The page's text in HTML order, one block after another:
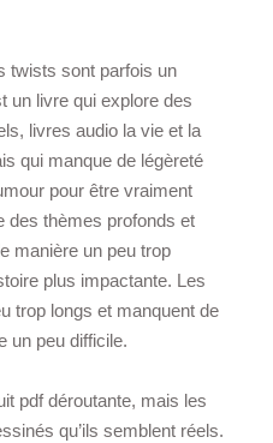
twists sont parfois un
un livre qui explore des
livres audio la vie et la
qui manque de légèreté
pour être vraiment
des thèmes profonds et
manière un peu trop
plus impactante. Les
trop longs et manquent de
un peu difficile.
pdf déroutante, mais les
qu’ils semblent réels.